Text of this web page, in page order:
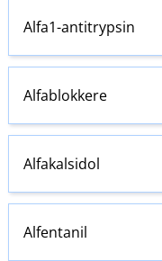
Alfa1-antitrypsin
Alfablokkere
Alfakalsidol
Alfentanil